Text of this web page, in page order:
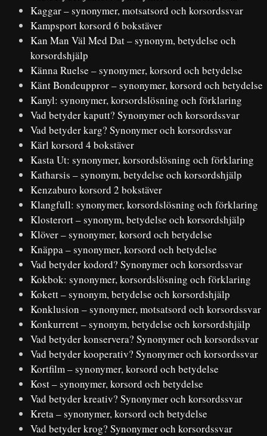
Kaggar – synonymer, motsatsord och korsordssvar
Kampsport korsord 6 bokstäver
Kan Man Väl Med Dat – synonym, betydelse och
korsordshjälp
Känna Ruelse – synonymer, korsord och betydelse
Känt Bondeuppror – synonymer, korsord och betydelse
Kanyl: synonymer, korsordslösning och förklaring
Vad betyder kaputt? Synonymer och korsordssvar
Vad betyder karg? Synonymer och korsordssvar
Kärl korsord 4 bokstäver
Kasta Ut: synonymer, korsordslösning och förklaring
Katharsis – synonym, betydelse och korsordshjälp
Kenzaburo korsord 2 bokstäver
Klangfull: synonymer, korsordslösning och förklaring
Klosterort – synonym, betydelse och korsordshjälp
Klöver – synonymer, korsord och betydelse
Knäppa – synonymer, korsord och betydelse
Vad betyder kodord? Synonymer och korsordssvar
Kokbok: synonymer, korsordslösning och förklaring
Kokett – synonym, betydelse och korsordshjälp
Konklusion – synonymer, motsatsord och korsordssvar
Konkurrent – synonym, betydelse och korsordshjälp
Vad betyder konservera? Synonymer och korsordssvar
Vad betyder kooperativ? Synonymer och korsordssvar
Kortfilm – synonymer, korsord och betydelse
Kost – synonymer, korsord och betydelse
Vad betyder kreativ? Synonymer och korsordssvar
Kreta – synonymer, korsord och betydelse
Vad betyder krog? Synonymer och korsordssvar